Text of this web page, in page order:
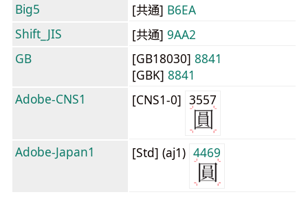
Big5 [共通] B6EA
Shift_JIS
[共通] 9AA2
GB
[GB18030] 8841
[GBK] 8841
Adobe-CNS1
[CNS1-0] 3557
Adobe-Japan1 [Std] (aj1) 4469